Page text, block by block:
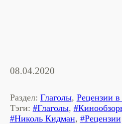
08.04.2020
Раздел: Глаголы, Рецензии
Тэги: #Глаголы,
#Николь Кидман, #Рецензии